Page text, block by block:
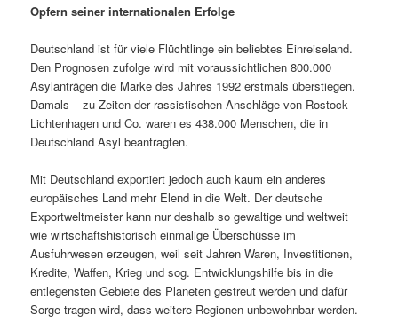
Opfern seiner internationalen Erfolge
Deutschland ist für viele Flüchtlinge ein beliebtes Einreiseland.
Den Prognosen zufolge wird mit voraussichtlichen 800.000
Asylanträgen die Marke des Jahres 1992 erstmals überstiegen.
Damals – zu Zeiten der rassistischen Anschläge von Rostock-
Lichtenhagen und Co. waren es 438.000 Menschen, die in
Deutschland Asyl beantragten.
Mit Deutschland exportiert jedoch auch kaum ein anderes
europäisches Land mehr Elend in die Welt. Der deutsche
Exportweltmeister kann nur deshalb so gewaltige und weltweit
wie wirtschaftshistorisch einmalige Überschüsse im
Ausfuhrwesen erzeugen, weil seit Jahren Waren, Investitionen,
Kredite, Waffen, Krieg und sog. Entwicklungshilfe bis in die
entlegensten Gebiete des Planeten gestreut werden und dafür
Sorge tragen wird, dass weitere Regionen unbewohnbar werden.